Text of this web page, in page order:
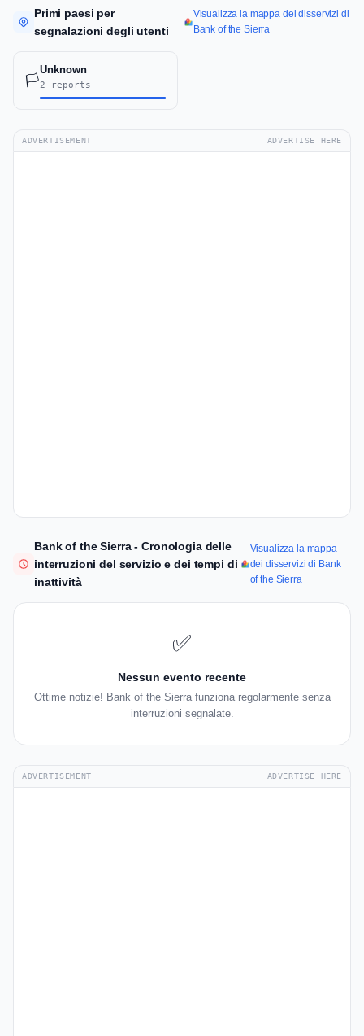
Primi paesi per
segnalazioni degli utenti
Visualizza la mappa dei disservizi di
Bank of the Sierra
🏳️
Unknown
2 reports
ADVERTISEMENT ADVERTISE HERE
Bank of the Sierra - Cronologia delle
interruzioni del servizio e dei tempi di
inattività
Visualizza la mappa
dei disservizi di Bank
of the Sierra
✅
Nessun evento recente
Ottime notizie! Bank of the Sierra funziona regolarmente senza
interruzioni segnalate.
ADVERTISEMENT ADVERTISE HERE